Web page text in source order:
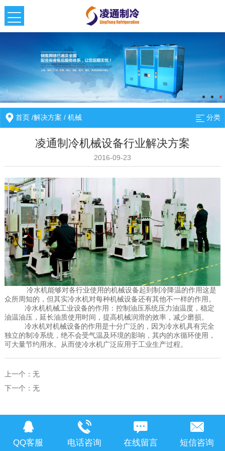
首页 /解决方案 /机械 分类
凌通制冷机械设备行业解决方案
2016-09-23
冷水机能够对各行业使用的机械设备起到制冷降温的作用这是
众所周知的，但其实冷水机对每种机械设备还有其他不一样的作用。
冷水机机械工业设备的作用：控制油压系统压力油温度，稳定
油温油压，延长油质使用时间，提高机械润滑的效率，减少磨损。
冷水机对机械设备的作用是十分广泛的，因为冷水机具有完全
独立的制冷系统，绝不会受气温及环境的影响，其内的水循环使用，
可大量节约用水。从而使冷水机广泛应用于工业生产过程。
上一个： 无
下一个： 无
QQ客服 电话咨询 在线留言 短信咨询